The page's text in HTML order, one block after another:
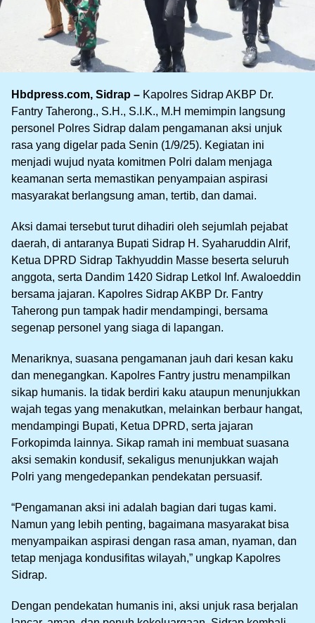
Hbdpress.com, Sidrap – Kapolres Sidrap AKBP Dr.
Fantry Taherong., S.H., S.I.K., M.H memimpin langsung
personel Polres Sidrap dalam pengamanan aksi unjuk
rasa yang digelar pada Senin (1/9/25). Kegiatan ini
menjadi wujud nyata komitmen Polri dalam menjaga
keamanan serta memastikan penyampaian aspirasi
masyarakat berlangsung aman, tertib, dan damai.
Aksi damai tersebut turut dihadiri oleh sejumlah pejabat
daerah, di antaranya Bupati Sidrap H. Syaharuddin Alrif,
Ketua DPRD Sidrap Takhyuddin Masse beserta seluruh
anggota, serta Dandim 1420 Sidrap Letkol Inf. Awaloeddin
bersama jajaran. Kapolres Sidrap AKBP Dr. Fantry
Taherong pun tampak hadir mendampingi, bersama
segenap personel yang siaga di lapangan.
Menariknya, suasana pengamanan jauh dari kesan kaku
dan menegangkan. Kapolres Fantry justru menampilkan
sikap humanis. Ia tidak berdiri kaku ataupun menunjukkan
wajah tegas yang menakutkan, melainkan berbaur hangat,
mendampingi Bupati, Ketua DPRD, serta jajaran
Forkopimda lainnya. Sikap ramah ini membuat suasana
aksi semakin kondusif, sekaligus menunjukkan wajah
Polri yang mengedepankan pendekatan persuasif.
“Pengamanan aksi ini adalah bagian dari tugas kami.
Namun yang lebih penting, bagaimana masyarakat bisa
menyampaikan aspirasi dengan rasa aman, nyaman, dan
tetap menjaga kondusifitas wilayah,” ungkap Kapolres
Sidrap.
Dengan pendekatan humanis ini, aksi unjuk rasa berjalan